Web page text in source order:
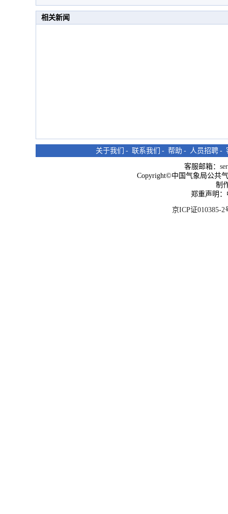
相关新闻
关于我们 - 联系我们 - 帮助 - 人员招聘 -
客服邮箱：
Copyright©中国气象局公共
制
郑重声明
京ICP证010385-2